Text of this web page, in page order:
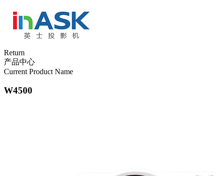
Return
产品中心
Current Product Name
W4500